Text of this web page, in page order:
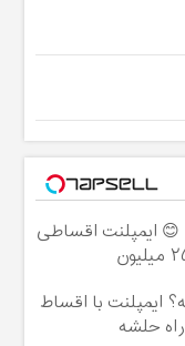
ایمپلنت اقساطی
ایمپلنت با اقساط